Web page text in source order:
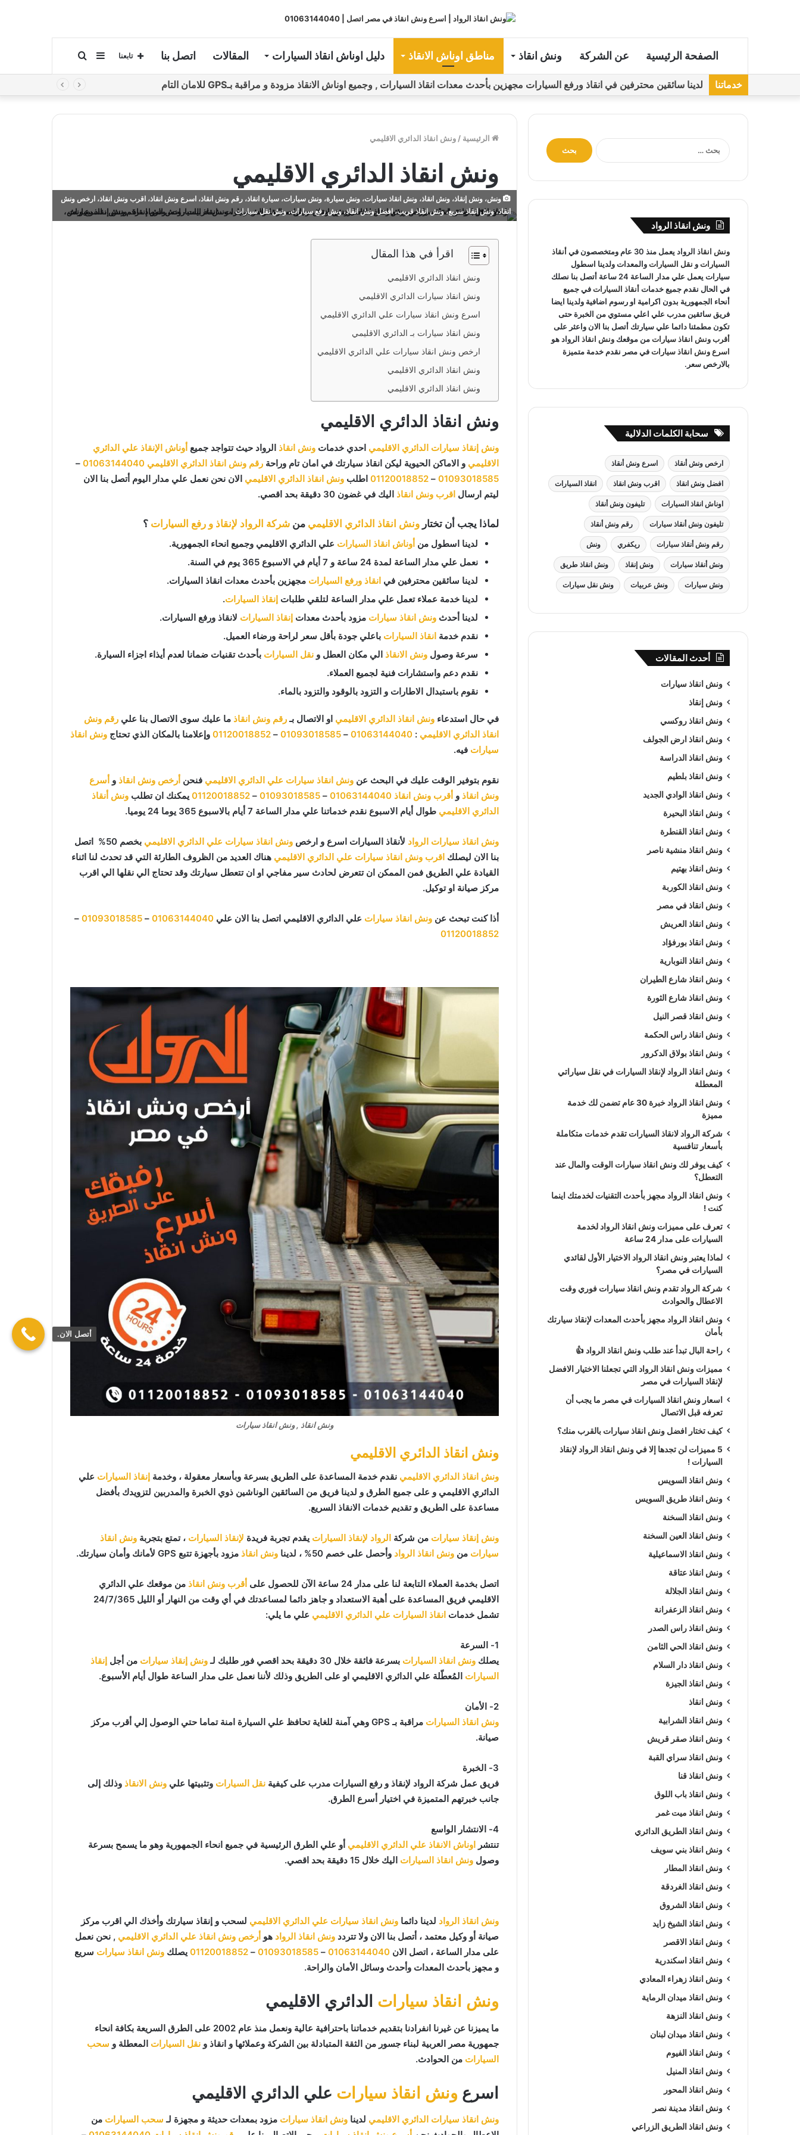
الصفحة الرئيسية عن الشركة ونش انقاذ مناطق اوناش الانقاذ دليل اوناش انقاذ السيارات المقالات اتصل بنا إضافة تابعنا
خدماتنا لدينا سائقين محترفين في انقاذ ورفع السيارات مجهزين بأحدث معدات انقاذ السيارات , وجميع اوناش الانقاذ مزودة و مراقبة بـGPS للامان التام
الرئيسية / ونش انقاذ الدائري الاقليمي
ونش انقاذ الدائري الاقليمي
ونش، ونش إنقاذ، ونش انقاذ، ونش انقاذ سيارات، ونش سيارة، ونش سيارات، سيارة انقاذ، رقم ونش انقاذ، اسرع ونش انقاذ، اقرب ونش انقاذ، ارخص ونش
انقاذ، ونش انقاذ سريع، ونش انقاذ قريب، افضل ونش انقاذ، ونش رفع سيارات، ونش نقل سيارات
اقرأ في هذا المقال
ونش انقاذ الدائري الاقليمي
ونش انقاذ سيارات الدائري الاقليمي
اسرع ونش انقاذ سيارات علي الدائري الاقليمي
ونش انقاذ سيارات بـ الدائري الاقليمي
ارخص ونش انقاذ سيارات علي الدائري الاقليمي
ونش انقاذ الدائري الاقليمي
ونش انقاذ الدائري الاقليمي
ونش انقاذ الدائري الاقليمي
ونش إنقاذ سيارات الدائري الاقليمي احدي خدمات ونش انقاذ الرواد حيث تتواجد جميع أوناش الإنقاذ علي الدائري
الاقليمي و الاماكن الحيوية ليكن انقاذ سيارتك في امان تام وراحة رقم ونش انقاذ الدائري الاقليمي 01063144040
–
01093018585
–
01120018852 اطلب ونش انقاذ الدائري الاقليمي الان نحن نعمل علي مدار اليوم أتصل بنا الان
ليتم ارسال اقرب ونش انقاذ اليك في غضون 30 دقيقة بحد اقصي.
لماذا يجب أن تختار ونش انقاذ الدائري الاقليمي من شركة الرواد لإنقاذ و رفع السيارات ؟
لدينا اسطول من أوناش انقاذ السيارات علي الدائري الاقليمي وجميع انحاء الجمهورية.
نعمل علي مدار الساعة لمدة 24 ساعة و 7 أيام في الاسبوع 365 يوم في السنة.
لدينا سائقين محترفين في انقاذ ورفع السيارات مجهزين بأحدث معدات انقاذ السيارات.
لدينا خدمة عملاء تعمل علي مدار الساعة لتلقي طلبات إنقاذ السيارات.
لدينا أحدث ونش انقاذ سيارات مزود بأحدث معدات إنقاذ السيارات لانقاذ ورفع السيارات.
نقدم خدمة انقاذ السيارات باعلي جودة بأقل سعر لراحة ورضاء العميل.
سرعة وصول ونش الانقاذ الي مكان العطل و نقل السيارات بأحدث تقنيات ضمانا لعدم أيذاء اجزاء السيارة.
نقدم دعم واستشارات فنية لجميع العملاء.
نقوم باستبدال الاطارات و التزود بالوقود والتزود بالماء.
في حال استدعاء ونش انقاذ الدائري الاقليمي او الاتصال بـرقم ونش انقاذ ما عليك سوى الاتصال بنا علي رقم ونش
انقاذ الدائري الاقليمي :
01063144040
–
01093018585
–
01120018852 وإعلامنا بالمكان الذي تحتاج ونش انقاذ
سيارات فيه.
نقوم بتوفير الوقت عليك في البحث عن ونش انقاذ سيارات علي الدائري الاقليمي فنحن أرخص ونش انقاذ و أسرع
ونش انقاذ و أقرب ونش انقاذ 01063144040
–
01093018585
–
01120018852 يمكنك ان تطلب ونش أنقاذ
الدائري الاقليمي طوال أيام الاسبوع نقدم خدماتنا علي مدار الساعة 7 أيام بالاسبوع 365 يوما 24 يوميا.
ونش انقاذ سيارات الرواد لأنقاذ السيارات اسرع و ارخص ونش انقاذ سيارات علي الدائري الاقليمي
بخصم 50% اتصل
بنا الان ليصلك اقرب ونش انقاذ سيارات علي الدائري الاقليمي هناك العديد من الظروف الطارئة التي قد تحدث لنا اثناء
القيادة علي الطريق فمن الممكن ان تتعرض لحادث سير مفاجي او ان تتعطل سيارتك وقد تحتاج الي نقلها الي اقرب
مركز صيانة او توكيل.
أذا كنت تبحث عن ونش انقاذ سيارات علي الدائري الاقليمي اتصل بنا الان علي 01063144040
–
01093018585
–
01120018852
ونش انقاذ , ونش انقاذ سيارات
ونش انقاذ الدائري الاقليمي
ونش انقاذ الدائري الاقليمي نقدم خدمة المساعدة على الطريق بسرعة وبأسعار معقولة ، وخدمة إنقاذ السيارات علي
الدائري الاقليمي و على جميع الطرق و لدينا فريق من السائقين الوناشين ذوي الخبرة والمدربين لتزويدك بأفضل
مساعدة على الطريق و تقديم خدمات الانقاذ السريع.
ونش إنقاذ سيارات من شركة الرواد لإنقاذ السيارات يقدم تجربة فريدة لإنقاذ السيارات ، تمتع بتجربة ونش انقاذ
سيارات من ونش انقاذ الرواد وأحصل على خصم 50% ، لدينا ونش انقاذ مزود بأجهزة تتبع GPS لأمانك وأمان سيارتك.
اتصل بخدمة العملاء التابعة لنا على مدار 24 ساعة الآن للحصول على أقرب ونش انقاذ من موقعك علي الدائري
الاقليمي فريق المساعدة على أهبة الاستعداد و جاهز دائما لمساعدتك في أي وقت من النهار أو الليل 24/7/365
تشمل خدمات انقاذ السيارات علي الدائري الاقليمي علي ما يلي:
1- السرعة
يصلك ونش انقاذ السيارات بسرعة فائقة خلال 30 دقيقة بحد اقصي فور طلبك لـ ونش إنقاذ سيارات من أجل إنقاذ
السيارات المُعطّلة علي الدائري الاقليمي او على الطريق وذلك لأننا نعمل على مدار الساعة طوال أيام الأسبوع.
2- الأمان
ونش انقاذ السيارات
مراقبة بـ GPS وهي آمنة للغاية تحافظ علي السيارة امنة تماما حتي الوصول إلي أقرب مركز
صيانة.
3- الخبرة
فريق عمل شركة الرواد لإنقاذ و رفع السيارات مدرب على كيفية نقل السيارات وتثبيتها علي ونش الانقاذ وذلك إلى
جانب خبرتهم المتميزة في اختيار أسرع الطرق.
4- الانتشار الواسع
تنتشر
اوناش الانقاذ علي الدائري الاقليمي أو علي الطرق الرئيسية في جميع انحاء الجمهورية وهو ما يسمح بسرعة
وصول ونش انقاذ السيارات اليك خلال 15 دقيقة بحد اقصي.
ونش انقاذ الرواد لدينا دائما ونش انقاذ سيارات علي الدائري الاقليمي لسحب و إنقاذ سيارتك وأخذك الي اقرب مركز
صيانة أو وكيل معتمد ، أتصل بنا الان ولا تتردد ونش انقاذ الرواد هو أرخص ونش انقاذ علي الدائري الاقليمي , نحن نعمل
على مدار الساعة ، اتصل الان 01063144040
–
01093018585
–
01120018852 يصلك ونش انقاذ سيارات سريع
و مجهز بأحدث المعدات وأحدث وسائل الأمان والراحة.
ونش انقاذ سيارات الدائري الاقليمي
ما يميزنا عن غيرنا انفرادنا بتقديم خدماتنا باحترافية عالية ونعمل منذ عام 2002 على الطرق السريعة بكافة انحاء
جمهورية مصر العربية لبناء جسور من الثقة المتبادلة بين الشركة وعملائها و انقاذ و نقل السيارات المعطلة و سحب
السيارات من الحوادث.
اسرع ونش انقاذ سيارات علي الدائري الاقليمي
ونش انقاذ سيارات الدائري الاقليمي لدينا ونش انقاذ سيارات مزود بمعدات حديثة و مجهزة لـ سحب السيارات من
ح
ونش انقاذ الرواد
ونش انقاذ الرواد يعمل منذ 30 عام ومتخصصون في
أنقاذ
السياراتو نقل السياراتوالمعدات ولدينا اسطول
سيارات يعمل علي مدار الساعة 24 ساعة أتصل بنا نصلك
في الحال نقدم جميع خدماتأنقاذ السياراتفي جميع
أنحاء الجمهورية بدون اكرامية او رسوم اضافية ولدينا ايضا
فريق سائقين مدرب علي اعلي مستوي من الخبرة حتى
تكون مطمئنا دائما علي سيارتك أتصل بنا الان واعثر على
أقرب ونش انقاذ سياراتمن موقعك ونش انقاذ الرواد هو
اسرع ونش انقاذ سياراتفي مصر نقدم خدمة متميزة
بالارخص سعر.
سحابة الكلمات الدلالية
ارخص ونش أنقاذ اسرع ونش أنقاذ
افضل ونش انقاذ اقرب ونش انقاذ انقاذ السيارات
اوناش انقاذ السيارات تليفون ونش أنقاذ
تليفون ونش أنقاذ سيارات رقم ونش أنقاذ
رقم ونش أنقاذ سيارات ريكفري ونش
ونش أنقاذ سيارات ونش إنقاذ ونش انقاذ طريق
ونش سيارات ونش عربيات ونش نقل سيارات
أحدث المقالات
ونش انقاذ سيارات
ونش إنقاذ
ونش انقاذ روكسي
ونش انقاذ ارض الجولف
ونش انقاذ الدراسة
ونش انقاذ بلطيم
ونش انقاذ الوادي الجديد
ونش انقاذ البحيرة
ونش انقاذ القنطرة
ونش انقاذ منشية ناصر
ونش انقاذ بهتيم
ونش انقاذ الكوربة
ونش انقاذ في مصر
ونش انقاذ العريش
ونش انقاذ بورفؤاد
ونش انقاذ النوبارية
ونش انقاذ شارع الطيران
ونش انقاذ شارع الثورة
ونش انقاذ قصر النيل
ونش انقاذ راس الحكمة
ونش انقاذ بولاق الدكرور
ونش انقاذ الرواد لإنقاذ السيارات في نقل سياراتي
المعطلة
ونش انقاذ الرواد خبرة 30 عام تضمن لك خدمة
مميزة
شركة الرواد لانقاذ السيارات تقدم خدمات متكاملة
بأسعار تنافسية
كيف يوفر لك ونش انقاذ سيارات الوقت والمال عند
التعطل؟
ونش انقاذ الرواد مجهز بأحدث التقنيات لخدمتك اينما
كنت !
تعرف على مميزات ونش انقاذ الرواد لخدمة
السيارات على مدار 24 ساعة
لماذا يعتبر ونش انقاذ الرواد الاختيار الأول لقائدي
السيارات في مصر؟
شركة الرواد تقدم ونش انقاذ سيارات فوري وقت
الاعطال والحوادث
ونش انقاذ الرواد مجهز بأحدث المعدات لإنقاذ سيارتك
بأمان
راحة البال تبدأ عند طلب ونش انقاذ الرواد 👍
مميزات ونش انقاذ الرواد التي تجعلنا الاختيار الافضل
لإنقاذ السيارات في مصر
اسعار ونش انقاذ السيارات في مصر ما يجب أن
تعرفه قبل الاتصال
كيف تختار افضل ونش انقاذ سيارات بالقرب منك؟
5 مميزات لن تجدها إلا في ونش انقاذ الرواد لإنقاذ
السيارات !
ونش انقاذ السويس
ونش انقاذ طريق السويس
ونش انقاذ السخنة
ونش انقاذ العين السخنة
ونش انقاذ الاسماعيلية
ونش انقاذ عتاقة
ونش انقاذ الجلالة
ونش انقاذ الزعفرانة
ونش انقاذ راس الصدر
ونش انقاذ الحي الثامن
ونش انقاذ دار السلام
ونش انقاذ الجيزة
ونش انقاذ
ونش انقاذ الشرابية
ونش انقاذ صقر قريش
ونش انقاذ سراي القبة
ونش انقاذ قنا
ونش انقاذ باب اللوق
ونش انقاذ ميت غمر
ونش انقاذ الطريق الدائري
ونش انقاذ بني سويف
ونش انقاذ المطار
ونش انقاذ الغردقة
ونش انقاذ الشروق
ونش انقاذ الشيخ زايد
ونش انقاذ الاقصر
ونش انقاذ اسكندرية
ونش انقاذ زهراء المعادي
ونش انقاذ ميدان الرماية
ونش انقاذ النزهة
ونش انقاذ ميدان لبنان
ونش انقاذ الفيوم
ونش انقاذ المنيل
ونش انقاذ المحور
ونش انقاذ مدينة نصر
ونش انقاذ الطريق الزراعي
أتصل الان.